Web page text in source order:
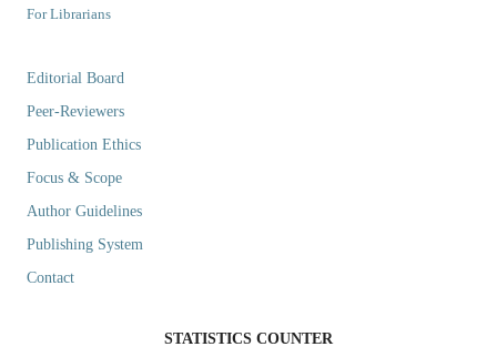
For Librarians
Editorial Board
Peer-Reviewers
Publication Ethics
Focus & Scope
Author Guidelines
Publishing System
Contact
STATISTICS COUNTER